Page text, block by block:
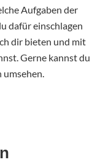
Aufgaben der
dafür einschlagen
dir bieten und mit
Gerne kannst du
umsehen.